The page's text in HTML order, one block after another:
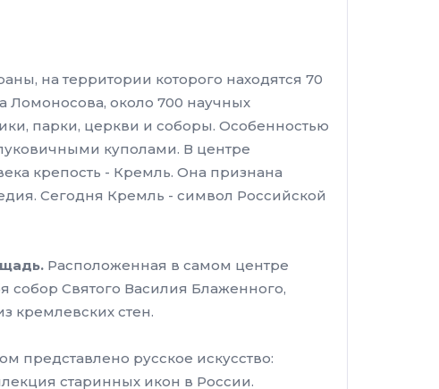
на территории которого находятся 70
Ломоносова, около 700 научных
парки, церкви и соборы. Особенностью
куполами. В центре
крепость - Кремль. Она признана
Сегодня Кремль - символ Российской
Расположенная в самом центре
собор Святого Василия Блаженного,
кремлевских стен.
представлено русское искусство:
старинных икон в России.